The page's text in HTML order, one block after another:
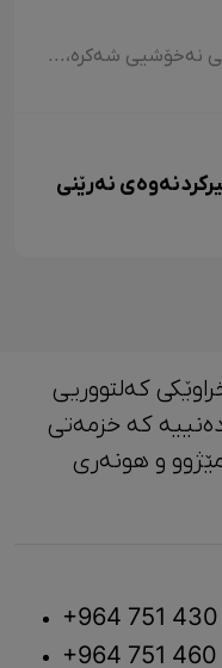
ئامانج لە چارەسەرکردنی نەخۆشیی شەکرە، گەڕانەوەی شەکری خوێن بۆ ئاستی ئاساییی خۆیە، هەروەها ڕێگریکردن لە پێشکەوتنی ئاستی شەکرە. جگە لەوەش بۆ پاراستنی نەخۆشە لە جەڵتەی دڵ و مێشک. واتە نەخۆشی شەکرە دەبێ ئاستی شەکر لە خوێندا لە ٧٪ بهێڵێتەوە و ڕێژەی شەکرەکەی لەنێوان ١٤٠/٩٠ بێت.
کەلتووریی
کە خزمەتی
زمان، کەلتوور، مێژوو و ‎هونەری
+964 751
+964 751